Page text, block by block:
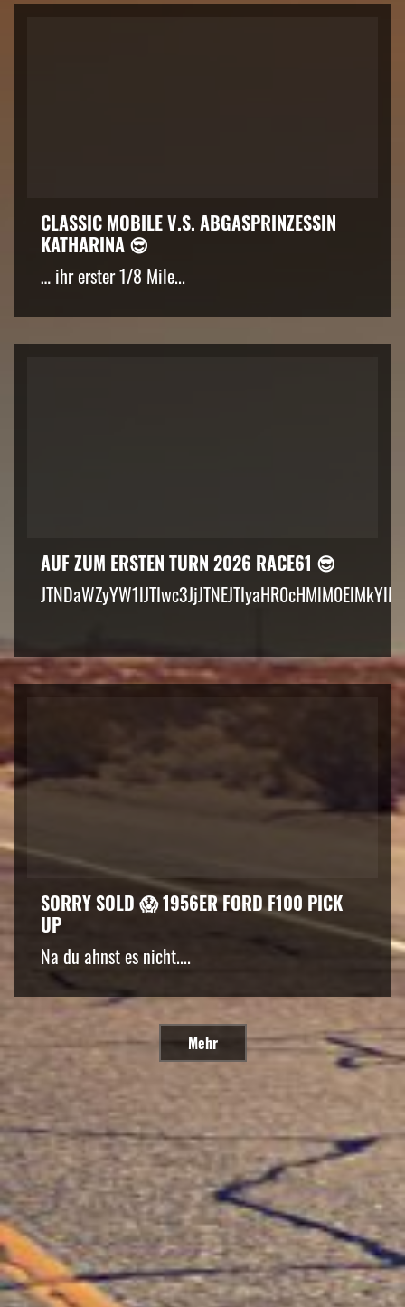
CLASSIC MOBILE V.S. ABGASPRINZESSIN
KATHARINA 😎
… ihr erster 1/8 Mile...
AUF ZUM ERSTEN TURN 2026 RACE61 😎
SORRY SOLD 😱 1956ER FORD F100 PICK
UP
Na du ahnst es nicht....
Mehr